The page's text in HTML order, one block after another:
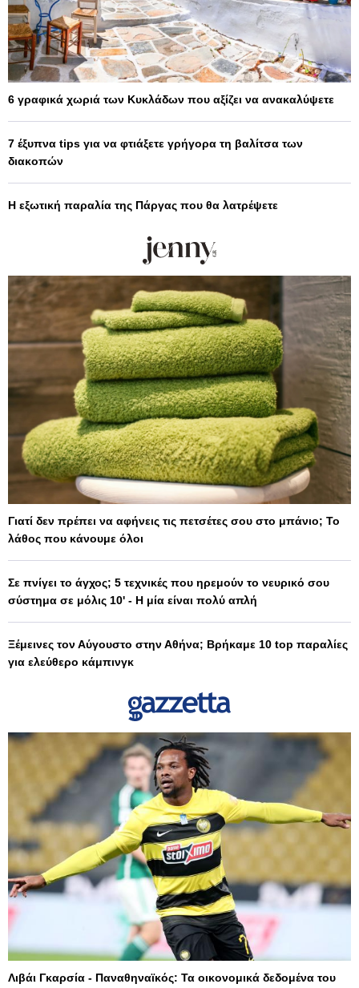
6 γραφικά χωριά των Κυκλάδων που αξίζει να ανακαλύψετε
7 έξυπνα tips για να φτιάξετε γρήγορα τη βαλίτσα των
διακοπών
Η εξωτική παραλία της Πάργας που θα λατρέψετε
Γιατί δεν πρέπει να αφήνεις τις πετσέτες σου στο μπάνιο; Το
λάθος που κάνουμε όλοι
Σε πνίγει το άγχος; 5 τεχνικές που ηρεμούν το νευρικό σου
σύστημα σε μόλις 10' - Η μία είναι πολύ απλή
Ξέμεινες τον Αύγουστο στην Αθήνα; Βρήκαμε 10 top παραλίες
για ελεύθερο κάμπινγκ
Λιβάι Γκαρσία - Παναθηναϊκός: Τα οικονομικά δεδομένα του